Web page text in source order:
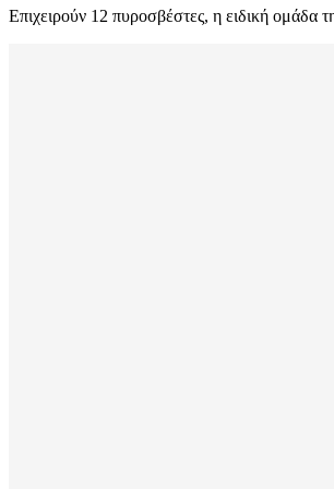
Επιχειρούν 12 πυροσβέστες, η ειδική